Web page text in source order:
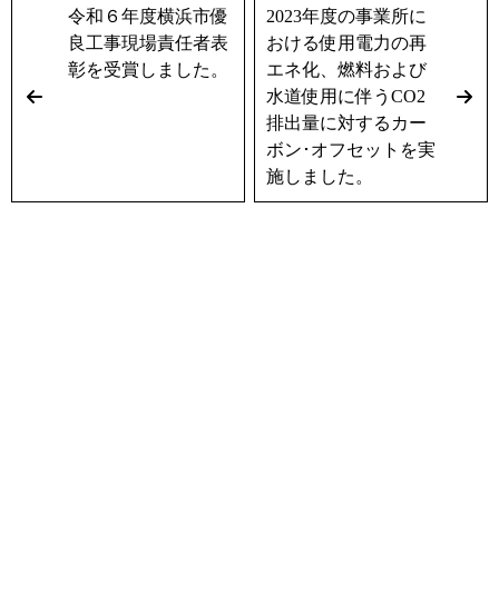
令和６年度横浜市優
良工事現場責任者表
彰を受賞しました。
2023年度の事業所に
おける使用電力の再
エネ化、燃料および
水道使用に伴うCO2
排出量に対するカー
ボン･オフセットを実
施しました。